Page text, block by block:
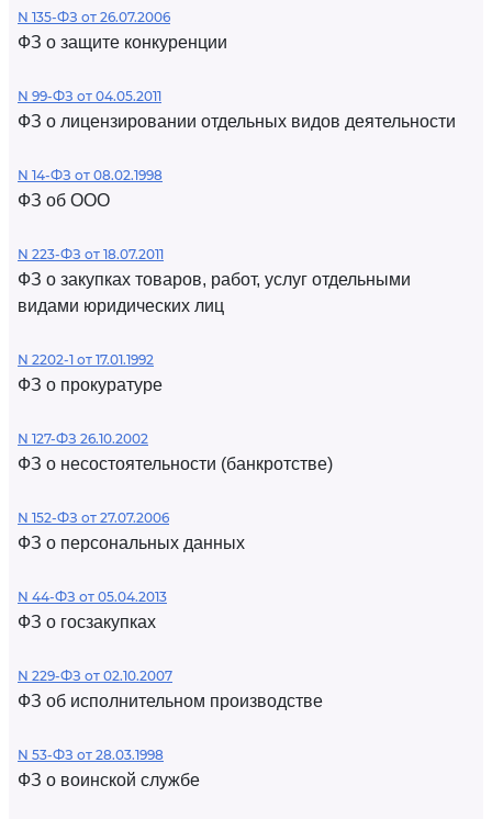
N 135-ФЗ от 26.07.2006
ФЗ о защите конкуренции
N 99-ФЗ от 04.05.2011
ФЗ о лицензировании отдельных видов деятельности
N 14-ФЗ от 08.02.1998
ФЗ об ООО
N 223-ФЗ от 18.07.2011
ФЗ о закупках товаров, работ, услуг отдельными
видами юридических лиц
N 2202-1 от 17.01.1992
ФЗ о прокуратуре
N 127-ФЗ 26.10.2002
ФЗ о несостоятельности (банкротстве)
N 152-ФЗ от 27.07.2006
ФЗ о персональных данных
N 44-ФЗ от 05.04.2013
ФЗ о госзакупках
N 229-ФЗ от 02.10.2007
ФЗ об исполнительном производстве
N 53-ФЗ от 28.03.1998
ФЗ о воинской службе